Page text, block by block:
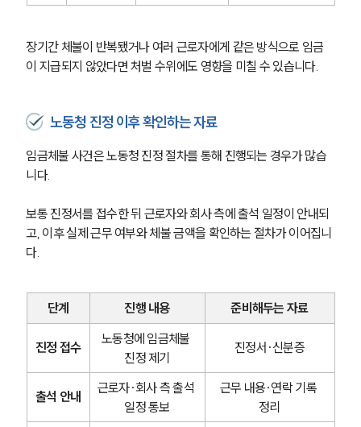
장기간 체불이 반복됐거나 여러 근로자에게 같은 방식으로 임금
이 지급되지 않았다면 처벌 수위에도 영향을 미칠 수 있습니다.
노동청 진정 이후 확인하는 자료
임금체불 사건은 노동청 진정 절차를 통해 진행되는 경우가 많습
니다.
보통 진정서를 접수한 뒤 근로자와 회사 측에 출석 일정이 안내되
고, 이후 실제 근무 여부와 체불 금액을 확인하는 절차가 이어집니
다.
단계 진행 내용 준비해두는 자료
진정 접수
노동청에 임금체불
진정 제기
진정서·신분증
출석 안내
근로자·회사 측 출석
일정 통보
근무 내용·연락 기록
정리